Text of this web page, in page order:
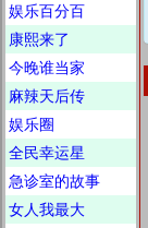
娱乐百分百
康熙来了
今晚谁当家
麻辣天后传
娱乐圈
全民幸运星
急诊室的故事
女人我最大